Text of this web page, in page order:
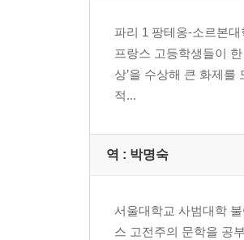
파리 1 팡테옹-소르본
프랑스 고등학생들이
상’을 수상해 큰 화제를
적...
역 : 박명숙
서울대학교 사범대학
스 고전주의 문학을 공